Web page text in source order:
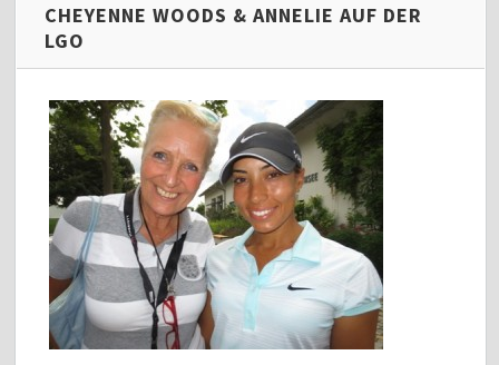
CHEYENNE WOODS & ANNELIE AUF DER
LGO